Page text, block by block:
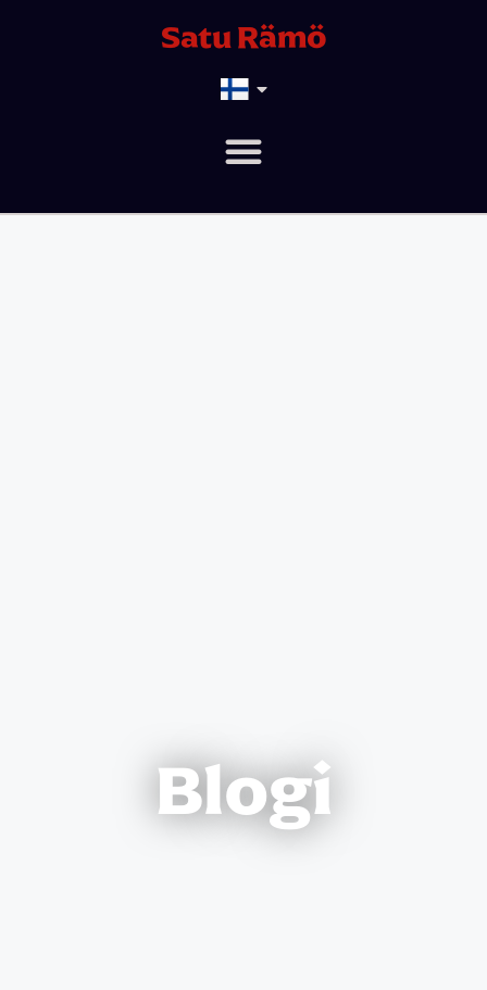
Satu Rämö
Blogi